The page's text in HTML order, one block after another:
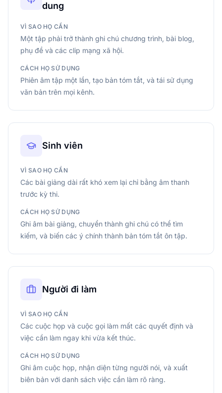
dung
VÌ SAO HỌ CẦN
Một tập phải trở thành ghi chú chương trình, bài blog,
phụ đề và các clip mạng xã hội.
CÁCH HỌ SỬ DỤNG
Phiên âm tập một lần, tạo bản tóm tắt, và tái sử dụng
văn bản trên mọi kênh.
Sinh viên
VÌ SAO HỌ CẦN
Các bài giảng dài rất khó xem lại chỉ bằng âm thanh
trước kỳ thi.
CÁCH HỌ SỬ DỤNG
Ghi âm bài giảng, chuyển thành ghi chú có thể tìm
kiếm, và biến các ý chính thành bản tóm tắt ôn tập.
Người đi làm
VÌ SAO HỌ CẦN
Các cuộc họp và cuộc gọi làm mất các quyết định và
việc cần làm ngay khi vừa kết thúc.
CÁCH HỌ SỬ DỤNG
Ghi âm cuộc họp, nhận diện từng người nói, và xuất
biên bản với danh sách việc cần làm rõ ràng.